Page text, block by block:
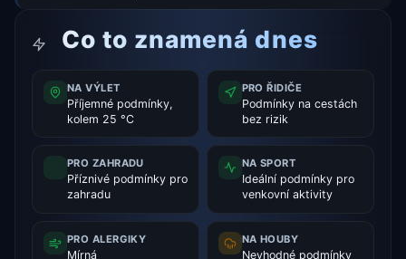
Co to znamená dnes
NA VÝLET
Příjemné podmínky,
kolem 25 °C
PRO ŘIDIČE
Podmínky na cestách
bez rizik
PRO ZAHRADU
Příznivé podmínky pro
zahradu
NA SPORT
Ideální podmínky pro
venkovní aktivity
PRO ALERGIKY
Mírná
NA HOUBY
Nevhodné podmínky